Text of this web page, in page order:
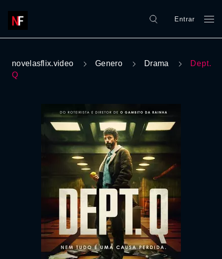
Entrar
novelasflix.video Genero Drama
Dept.
Q